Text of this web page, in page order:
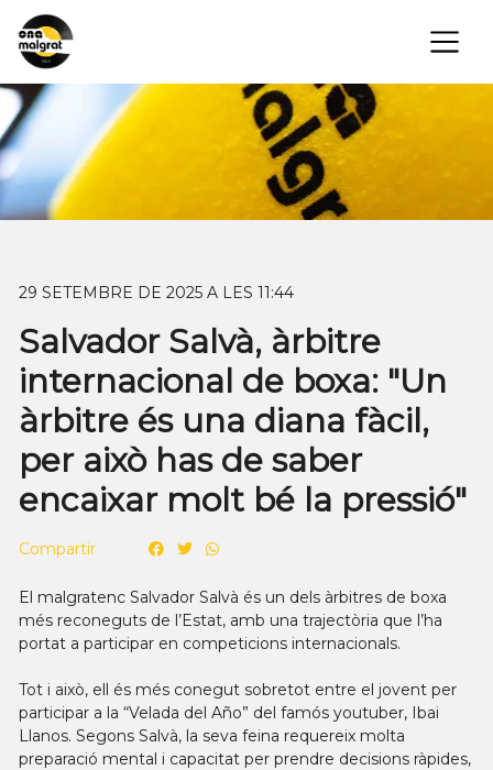
×
29 SETEMBRE DE 2025 A LES 11:44
Salvador Salvà, àrbitre
internacional de boxa: "Un
àrbitre és una diana fàcil,
per això has de saber
encaixar molt bé la pressió"
Compartir
El malgratenc Salvador Salvà és un dels àrbitres de boxa
més reconeguts de l’Estat, amb una trajectòria que l’ha
portat a participar en competicions internacionals.
Tot i això, ell és més conegut sobretot entre el jovent per
participar a la “Velada del Año” del famós youtuber, Ibai
Llanos. Segons Salvà, la seva feina requereix molta
preparació mental i capacitat per prendre decisions ràpides,